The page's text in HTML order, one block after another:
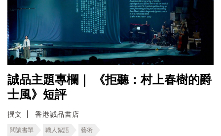
誠品主題專欄｜ 《拒聽：村上春樹的爵
士風》短評
撰文 香港誠品書店
閱讀書單 職人絮語 藝術